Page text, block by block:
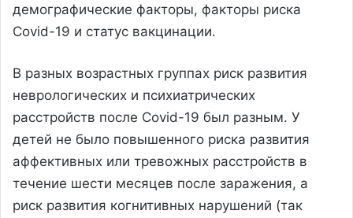
демографические факторы, факторы риска
Covid-19 и статус вакцинации.
В разных возрастных группах риск развития
неврологических и психиатрических
расстройств после Covid-19 был разным. У
детей не было повышенного риска развития
аффективных или тревожных расстройств в
течение шести месяцев после заражения, а
риск развития когнитивных нарушений (так